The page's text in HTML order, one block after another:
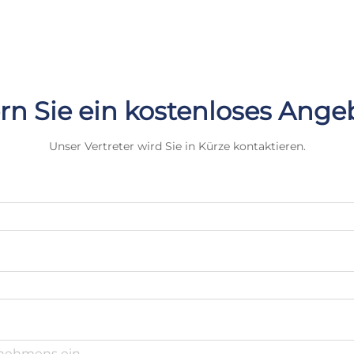
Sie ein kostenloses
Unser Vertreter wird Sie in Kürze kontaktieren.